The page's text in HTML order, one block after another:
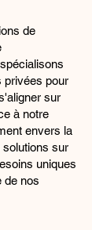
de
privées pour
sur
à notre
envers la
solutions sur
uniques
de nos